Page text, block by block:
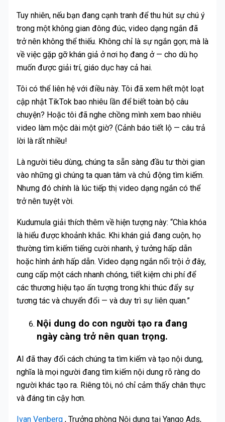
Tuy nhiên, nếu bạn đang cạnh tranh để thu hút sự chú ý
trong một không gian đông đúc, video dạng ngắn đã
trở nên không thể thiếu. Không chỉ là sự ngắn gọn; mà là
về việc gặp gỡ khán giả ở nơi họ đang ở — cho dù họ
muốn được giải trí, giáo dục hay cả hai.
Tôi có thể liên hệ với điều này. Tôi đã xem hết một loạt
cập nhật TikTok bao nhiêu lần để biết toàn bộ câu
chuyện? Hoặc tôi đã nghe chồng mình xem bao nhiêu
video làm mộc dài một giờ? (Cảnh báo tiết lộ — câu trả
lời là rất nhiều!
Là người tiêu dùng, chúng ta sẵn sàng đầu tư thời gian
vào những gì chúng ta quan tâm và chủ động tìm kiếm.
Nhưng đó chính là lúc tiếp thị video dạng ngắn có thể
trở nên tuyệt vời.
Kudumula giải thích thêm về hiện tượng này: “Chìa khóa
là hiểu được khoảnh khắc. Khi khán giả đang cuộn, họ
thường tìm kiếm tiếng cười nhanh, ý tưởng hấp dẫn
hoặc hình ảnh hấp dẫn. Video dạng ngắn nổi trội ở đây,
cung cấp một cách nhanh chóng, tiết kiệm chi phí để
các thương hiệu tạo ấn tượng trong khi thúc đẩy sự
tương tác và chuyển đổi — và duy trì sự liên quan.”
Nội dung do con người tạo ra đang
ngày càng trở nên quan trọng.
AI đã thay đổi cách chúng ta tìm kiếm và tạo nội dung,
nghĩa là mọi người đang tìm kiếm nội dung rõ ràng do
người khác tạo ra. Riêng tôi, nó chỉ cảm thấy chân thực
và đáng tin cậy hơn.
Ivan Venberg , Trưởng phòng Nội dung tại Yango Ads,